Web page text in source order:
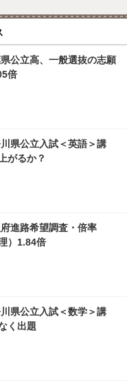
公立高、一般選抜の志願
倍
県公立入試＜英語＞講
がるか？
進路希望調査・倍率
）1.84倍
県公立入試＜数学＞講
く出題